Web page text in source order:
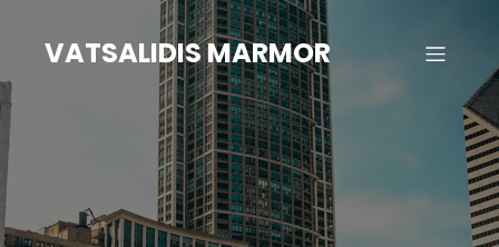
springenVATSALIDIS MARMOR